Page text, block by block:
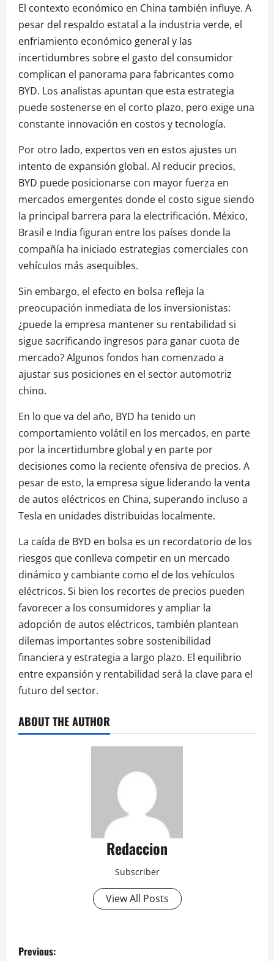
El contexto económico en China también influye. A
pesar del respaldo estatal a la industria verde, el
enfriamiento económico general y las
incertidumbres sobre el gasto del consumidor
complican el panorama para fabricantes como
BYD. Los analistas apuntan que esta estrategia
puede sostenerse en el corto plazo, pero exige una
constante innovación en costos y tecnología.
Por otro lado, expertos ven en estos ajustes un
intento de expansión global. Al reducir precios,
BYD puede posicionarse con mayor fuerza en
mercados emergentes donde el costo sigue siendo
la principal barrera para la electrificación. México,
Brasil e India figuran entre los países donde la
compañía ha iniciado estrategias comerciales con
vehículos más asequibles.
Sin embargo, el efecto en bolsa refleja la
preocupación inmediata de los inversionistas:
¿puede la empresa mantener su rentabilidad si
sigue sacrificando ingresos para ganar cuota de
mercado? Algunos fondos han comenzado a
ajustar sus posiciones en el sector automotriz
chino.
En lo que va del año, BYD ha tenido un
comportamiento volátil en los mercados, en parte
por la incertidumbre global y en parte por
decisiones como la reciente ofensiva de precios. A
pesar de esto, la empresa sigue liderando la venta
de autos eléctricos en China, superando incluso a
Tesla en unidades distribuidas localmente.
La caída de BYD en bolsa es un recordatorio de los
riesgos que conlleva competir en un mercado
dinámico y cambiante como el de los vehículos
eléctricos. Si bien los recortes de precios pueden
favorecer a los consumidores y ampliar la
adopción de autos eléctricos, también plantean
dilemas importantes sobre sostenibilidad
financiera y estrategia a largo plazo. El equilibrio
entre expansión y rentabilidad será la clave para el
futuro del sector.
ABOUT THE AUTHOR
Redaccion
Subscriber
View All Posts
P
Previous: